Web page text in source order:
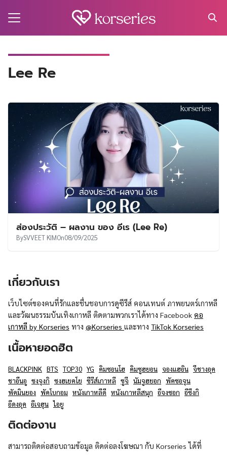
Lee Re
ส่องประวัติ – ผลงาน ของ อีเร (Lee Re)
BySVVEET KIMOn08/09/2025
เกี่ยวกับเรา
เว็บไซต์ของคนที่รักและชื่นชอบการดูซีรีส์ คอนเทนต์ ภาพยนตร์เกาหลี
และวัฒนธรรมบันเทิงเกาหลี ติดตามพวกเราได้ทาง Facebook คอ
เกาหลี by Korseries ทาง @Korseries และทาง TikTok Korseries
เนื้อหายอดฮิต
BLACKPINK BTS TOP30 YG คิมซอนโฮ คิมซูฮยอน จองแฮอิน จีชางอุค
ชาอึนอู ซงจุงกิ ซงฮเยคโย ซีรีส์เกาหลี ซูจี นัมจูฮยอก พัคซอจุน
พัคมินยอง พัคโบกอม หนังเกาหลีดี หนังเกาหลีสนุก อีจงซอก อีซึงกิ
อีดงอุค อีเจฮุน ไอยู
ติดต่องาน
สามารถติดต่อสอบถามข้อมูล ติดต่อลงโฆษณา กับ Korseries ได้ที่